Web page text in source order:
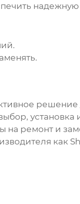
установка
на ремонт и
как